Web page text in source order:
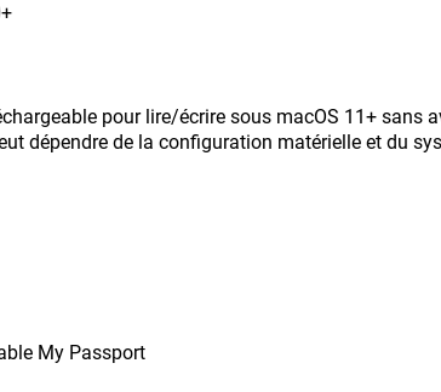
pour lire/écrire sous macOS 11+ sans
dépendre de la configuration matérielle et du
My Passport